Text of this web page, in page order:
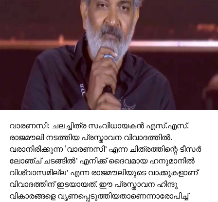
വാരണസി: ചലച്ചിത്ര സംവിധായകന്‍ എസ്.എസ്.
രാജമൗലി നടത്തിയ പ്രസ്താവന വിവാദത്തില്‍.
വരാനിരിക്കുന്ന ‘വാരണസി’ എന്ന ചിത്രത്തിന്റെ ടീസര്‍
ലോഞ്ച് ചടങ്ങില്‍’ എനിക്ക് ദൈവമായ ഹനുമാനില്‍
വിശ്വാസമില്ല’ എന്ന രാജമൗലിയുടെ വാക്കുകളാണ്
വിവാദത്തിന് ഇടയായത്. ഈ പ്രസ്താവന ഹിന്ദു
വികാരങ്ങളെ വൃണപ്പെടുത്തിയതാണെന്നാരോപിച്ച്